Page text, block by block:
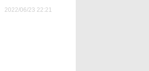
2022/06/23 22:21